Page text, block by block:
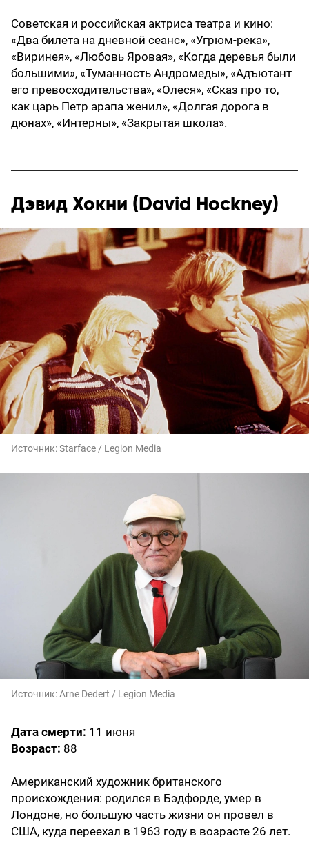
Советская и российская актриса театра и кино:
«Два билета на дневной сеанс», «Угрюм-река»,
«Виринея», «Любовь Яровая», «Когда деревья были
большими», «Туманность Андромеды», «Адъютант
его превосходительства», «Олеся», «Сказ про то,
как царь Петр арапа женил», «Долгая дорога в
дюнах», «Интерны», «Закрытая школа».
Дэвид Хокни ( David Hockney)
Источник:Starface / Legion Media
Источник:Arne Dedert / Legion Media
Дата смерти: 11 июня
Возраст: 88
Американский художник британского
происхождения: родился в Бэдфорде, умер в
Лондоне, но большую часть жизни он провел в
США, куда переехал в 1963 году в возрасте 26 лет.